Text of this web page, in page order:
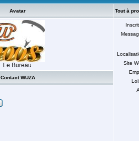
Avatar Tout à
Le Bureau
Site
Contact WUZA